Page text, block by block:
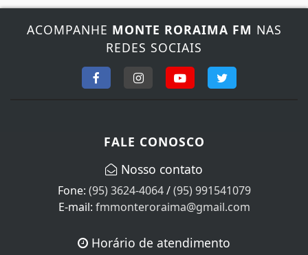
ACOMPANHE MONTE RORAIMA FM NAS
REDES SOCIAIS
FALE CONOSCO
Nosso contato
Fone: (95) 3624-4064/(95) 991541079
E-mail: fmmonteroraima@gmail.com
Horário de atendimento